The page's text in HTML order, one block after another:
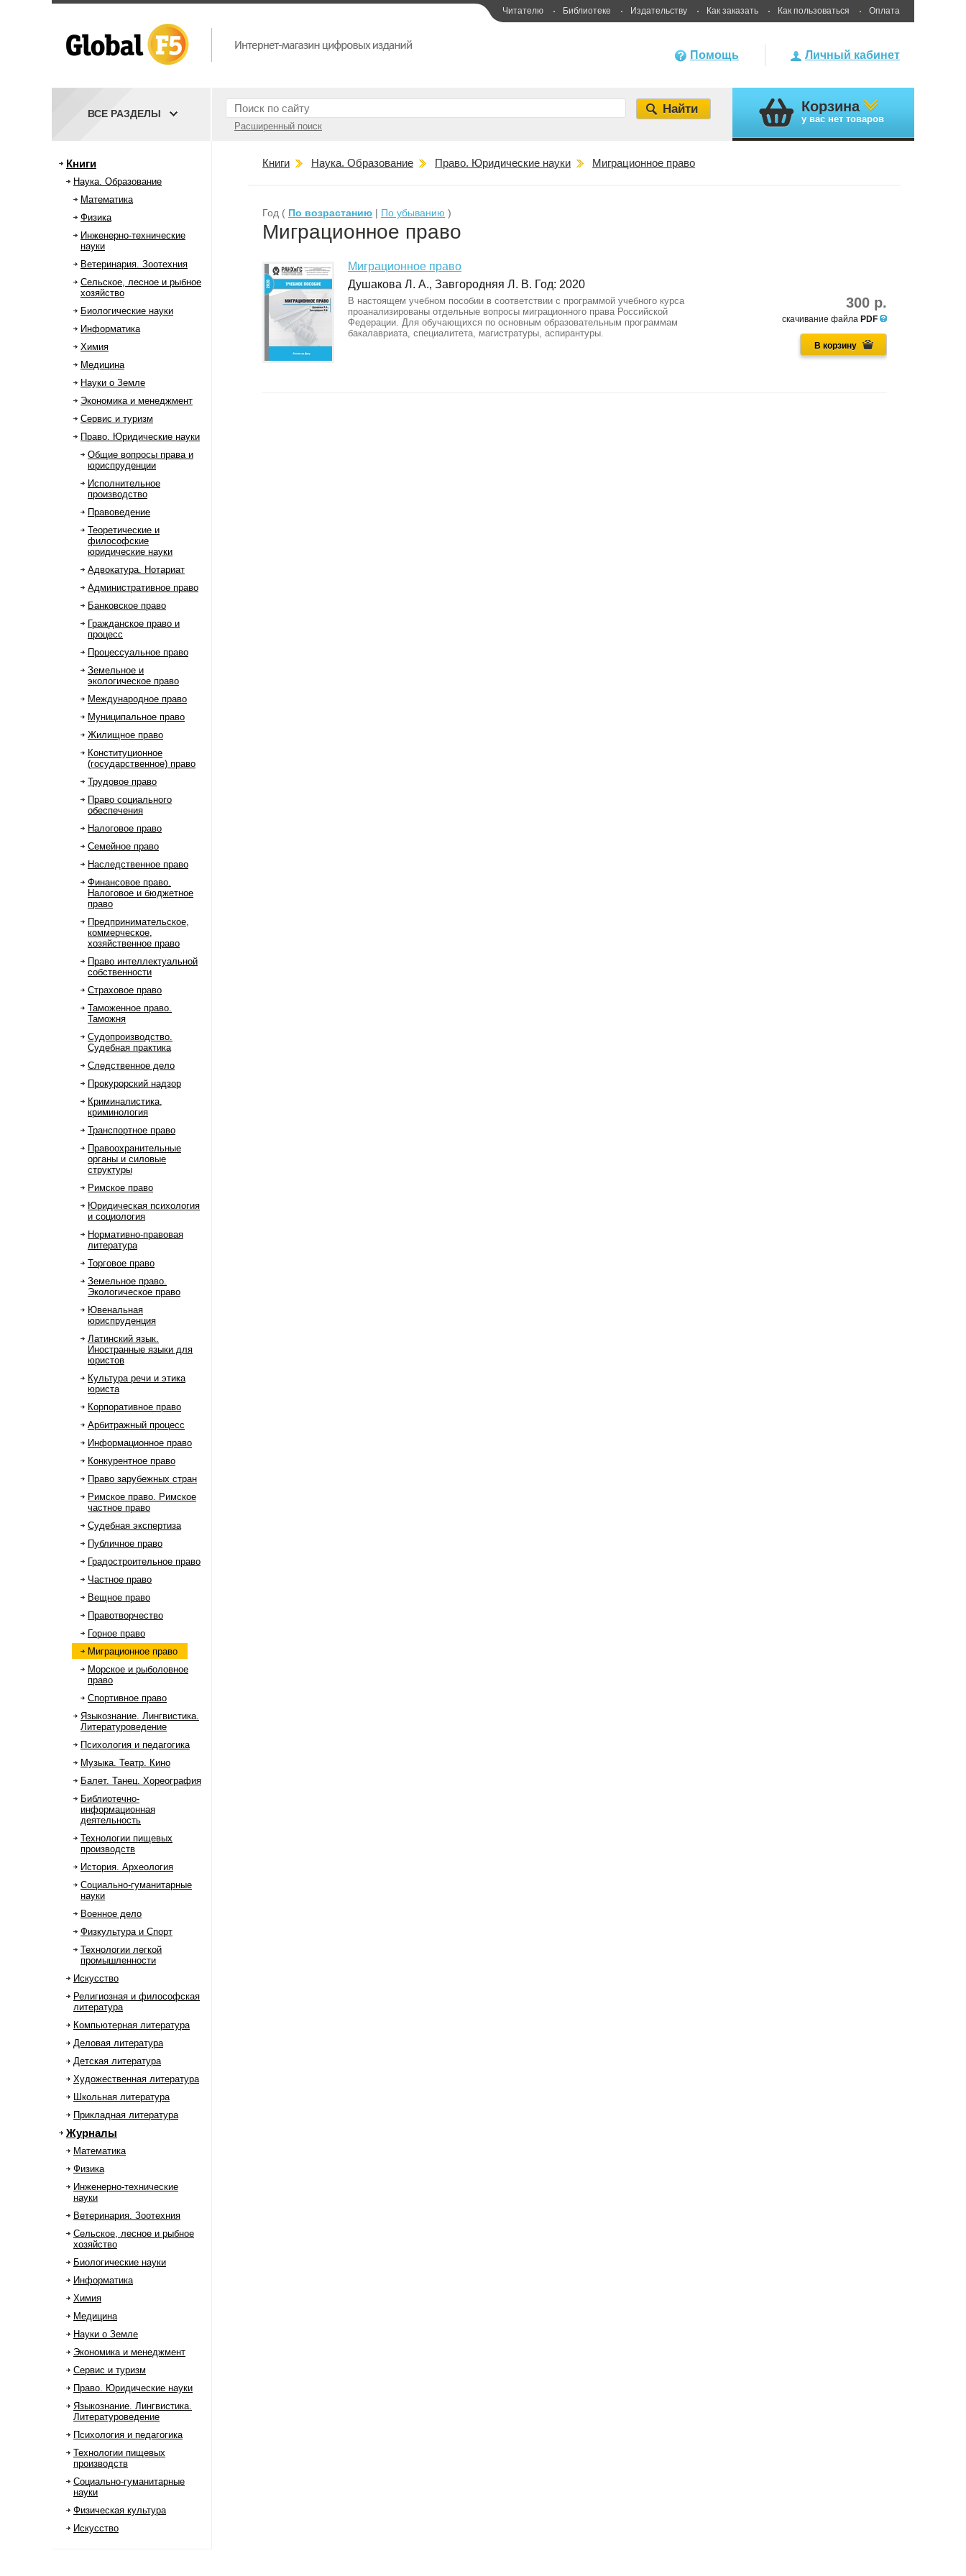
Читателю Библиотеке Издательству Как заказать Как пользоваться Оплата
Личный кабинет
Помощь
Расширенный поиск
ВСЕ РАЗДЕЛЫ Корзина
у вас нет товаров
Книги
Наука. Образование
Математика
Физика
Инженерно-технические
науки
Ветеринария. Зоотехния
Сельское, лесное и рыбное
хозяйство
Биологические науки
Информатика
Химия
Медицина
Науки о Земле
Экономика и менеджмент
Сервис и туризм
Право. Юридические науки
Общие вопросы права и
юриспруденции
Исполнительное
производство
Правоведение
Теоретические и
философские
юридические науки
Адвокатура. Нотариат
Административное право
Банковское право
Гражданское право и
процесс
Процессуальное право
Земельное и
экологическое право
Международное право
Муниципальное право
Жилищное право
Конституционное
(государственное) право
Трудовое право
Право социального
обеспечения
Налоговое право
Семейное право
Наследственное право
Финансовое право.
Налоговое и бюджетное
право
Предпринимательское,
коммерческое,
хозяйственное право
Право интеллектуальной
собственности
Страховое право
Таможенное право.
Таможня
Судопроизводство.
Судебная практика
Следственное дело
Прокурорский надзор
Криминалистика,
криминология
Транспортное право
Правоохранительные
органы и силовые
структуры
Римское право
Юридическая психология
и социология
Нормативно-правовая
литература
Торговое право
Земельное право.
Экологическое право
Ювенальная
юриспруденция
Латинский язык.
Иностранные языки для
юристов
Культура речи и этика
юриста
Корпоративное право
Арбитражный процесс
Информационное право
Конкурентное право
Право зарубежных стран
Римское право. Римское
частное право
Судебная экспертиза
Публичное право
Градостроительное право
Частное право
Вещное право
Правотворчество
Горное право
Миграционное право
Морское и рыболовное
право
Спортивное право
Языкознание. Лингвистика.
Литературоведение
Психология и педагогика
Музыка. Театр. Кино
Балет. Танец. Хореография
Библиотечно-
информационная
деятельность
Технологии пищевых
производств
История. Археология
Социально-гуманитарные
науки
Военное дело
Физкультура и Спорт
Технологии легкой
промышленности
Искусство
Религиозная и философская
литература
Компьютерная литература
Деловая литература
Детская литература
Художественная литература
Школьная литература
Прикладная литература
Журналы
Математика
Физика
Инженерно-технические
науки
Ветеринария. Зоотехния
Сельское, лесное и рыбное
хозяйство
Биологические науки
Информатика
Химия
Медицина
Науки о Земле
Экономика и менеджмент
Сервис и туризм
Право. Юридические науки
Языкознание. Лингвистика.
Литературоведение
Психология и педагогика
Технологии пищевых
производств
Социально-гуманитарные
науки
Физическая культура
Искусство
Книги Наука. Образование Право. Юридические науки Миграционное право
Год ( По возрастанию | По убыванию )
Миграционное право
Миграционное право
Душакова Л. А., Завгородняя Л. В. Год: 2020
300 р.
скачивание файла PDF
В корзину
В настоящем учебном пособии в соответствии с программой учебного курса
проанализированы отдельные вопросы миграционного права Российской
Федерации. Для обучающихся по основным образовательным программам
бакалавриата, специалитета, магистратуры, аспирантуры.